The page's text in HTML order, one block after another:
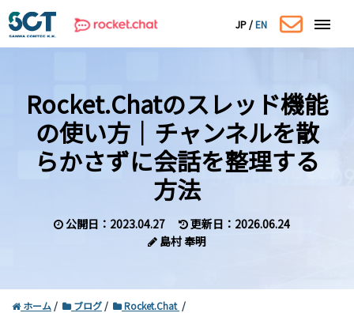
JP /EN
Rocket.Chatのスレッド機能
の使い方｜ チャンネルを散
らかさずに会話を整理する
方法
公開日：2023.04.27
更新日：2026.06.24
島村 奉明
ホーム ブログ
Rocket.Chat